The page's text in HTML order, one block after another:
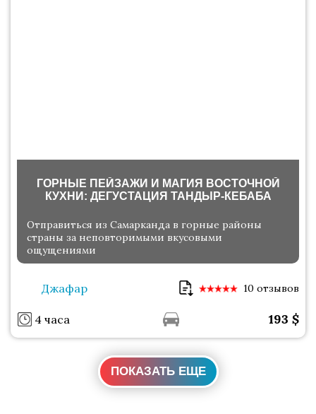
ГОРНЫЕ ПЕЙЗАЖИ И МАГИЯ ВОСТОЧНОЙ
КУХНИ: ДЕГУСТАЦИЯ ТАНДЫР-КЕБАБА
Отправиться из Самарканда в горные районы
страны за неповторимыми вкусовыми
ощущениями
Джафар 10 отзывов
4 часа 193 $
ПОКАЗАТЬ ЕЩЕ